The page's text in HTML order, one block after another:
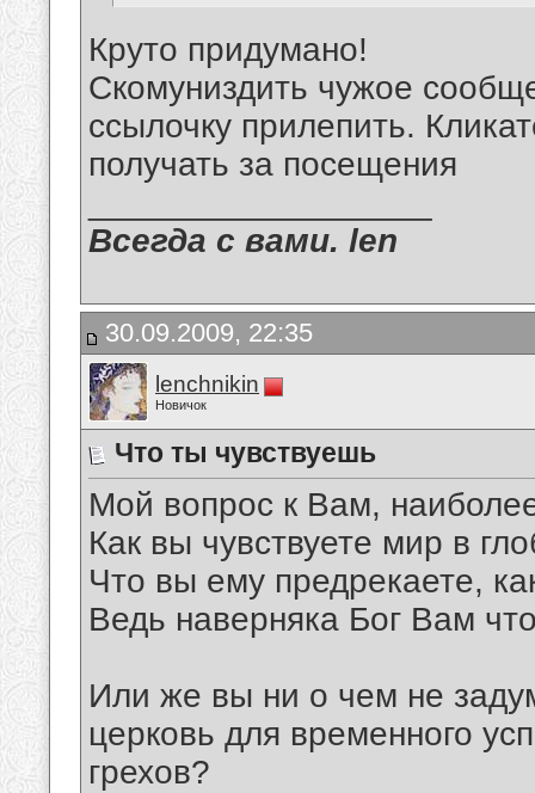
Круто придумано!
Скомуниздить чужое
ссылочку прилепить.
получать за посещения
Всегда с вами. len
30.09.2009, 22:35
lenchnikin
Новичок
Что ты чувствуешь
Мой вопрос к Вам,
Как вы чувствуете мир в
Что вы ему предрекаете,
Ведь наверняка Бог Вам
Или же вы ни о чем не
церковь для временного
грехов?